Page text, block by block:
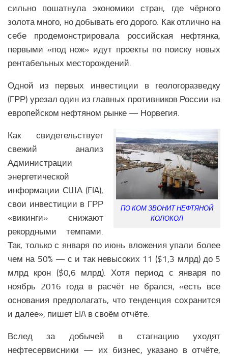
Общество Ближнего Востока
Аналитика Еврозоны
Вооружение Еврозоны
История развития Европейского Союза
Политика Еврозоны
Религия Еврозоны
Экономика Еврозоны
Климат Еврозоны
Наука Еврозоны
Образование Еврозоны
Медицина Еврозоны
Общество Еврозоны
СНГ
Аналитика СНГ
Экономика СНГ
Религия СНГ
сильно пошатнула экономики стран, где чёрного
золота много, но добывать его дорого. Как отлично на
себе продемонстрировала российская нефтянка,
первыми «под нож» идут проекты по поиску новых
рентабельных месторождений.
Одной из первых инвестиции в геологоразведку
(ГРР) урезал один из главных противников России на
европейском нефтяном рынке — Норвегия.
ПО КОМ ЗВОНИТ НЕФТЯНОЙ
КОЛОКОЛ
Как свидетельствует
свежий анализ
Администрации
энергетической
информации США (EIA),
свои инвестиции в ГРР
«викинги» снижают
рекордными темпами.
Так, только с января по июнь вложения упали более
чем на 50% — с и так невысоких 11 ($1,3 млрд) до 5
млрд крон ($0,6 млрд). Хотя период с января по
ноябрь 2016 года в расчёт не брался, «есть все
основания предполагать, что тенденция сохранится
и далее», пишет EIA в своём отчёте.
Вслед за добычей в стагнацию уходят
нефтесервисники — их бизнес, указано в отчёте,